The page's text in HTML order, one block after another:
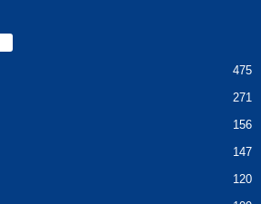
475
271
156
147
120